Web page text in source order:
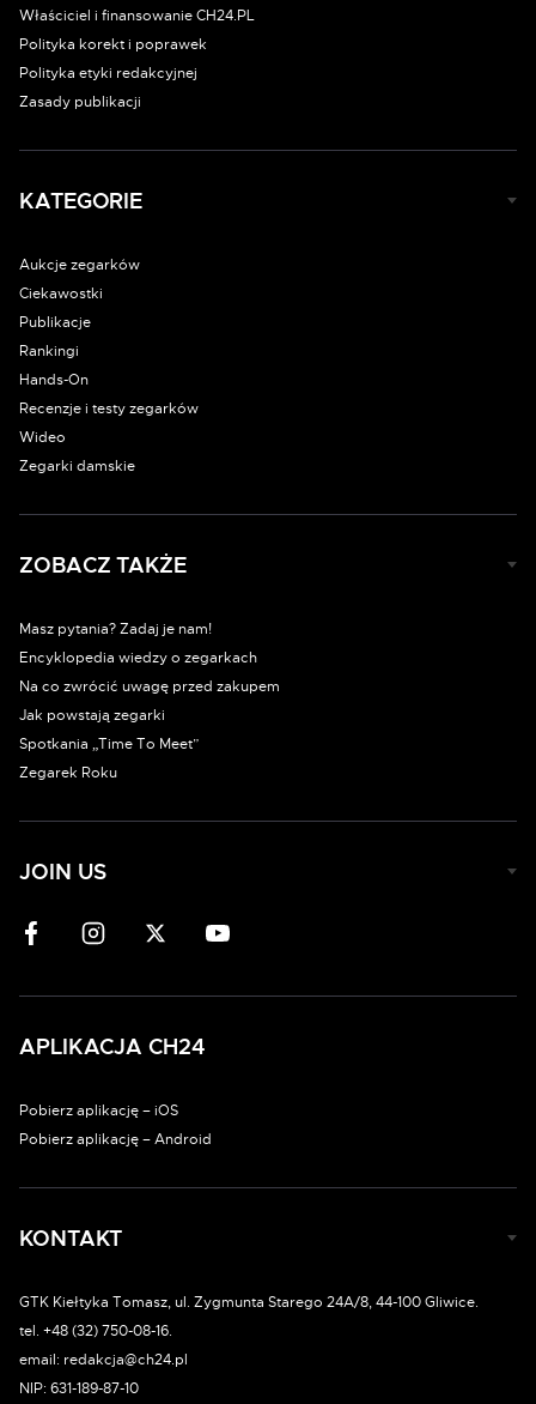
Właściciel i finansowanie CH24.PL
Polityka korekt i poprawek
Polityka etyki redakcyjnej
Zasady publikacji
KATEGORIE
Aukcje zegarków
Ciekawostki
Publikacje
Rankingi
Hands-On
Recenzje i testy zegarków
Wideo
Zegarki damskie
ZOBACZ TAKŻE
Masz pytania? Zadaj je nam!
Encyklopedia wiedzy o zegarkach
Na co zwrócić uwagę przed zakupem
Jak powstają zegarki
Spotkania „Time To Meet”
Zegarek Roku
JOIN US
APLIKACJA CH24
Pobierz aplikację – iOS
Pobierz aplikację – Android
KONTAKT
GTK Kiełtyka Tomasz, ul. Zygmunta Starego 24A/8, 44-100 Gliwice.
tel. +48 (32) 750-08-16.
email: redakcja@ch24.pl
NIP: 631-189-87-10